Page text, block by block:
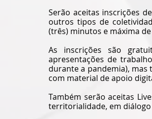
Serão aceitas inscrições
outros tipos de
(três) minutos e máxima
As inscrições são
apresentações de
durante a pandemia),
com material de apoio
Também serão aceitas
territorialidade, em